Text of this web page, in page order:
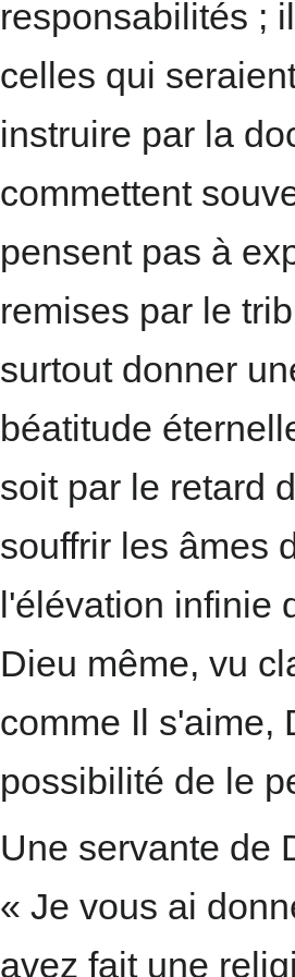
responsabilités ;
celles qui
instruire par la
commettent
pensent pas à
remises par le
surtout donner
béatitude
soit par le retard
souffrir les âmes
l'élévation infinie
Dieu même, vu
comme Il s'aime,
possibilité de le
Une servante de
« Je vous ai
avez fait une